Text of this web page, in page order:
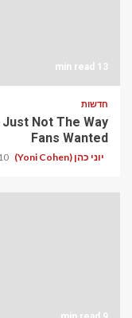
13 min read
חדשות
Not The Way
Fans Wanted
יוני כהן (Yoni Cohen) 10 שעות ago